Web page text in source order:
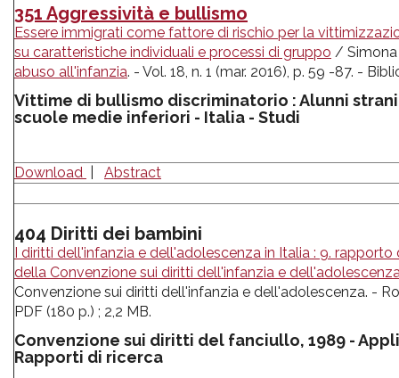
351 Aggressività e bullismo
Essere immigrati come fattore di rischio per la
su caratteristiche individuali e processi di gruppo / Simona
abuso all'infanzia. - Vol. 18, n. 1 (mar. 2016), p. 59 -87. -
Vittime di bullismo discriminatorio : Alunni
scuole medie inferiori - Italia - Studi
Download Abstract
404 Diritti dei bambini
I diritti dell'infanzia e dell'adolescenza in Italia : 9.
della Convenzione sui diritti dell'infanzia e
Convenzione sui diritti dell'infanzia e dell'adolescenza. -
PDF (180 p.) ; 2,2 MB.
Convenzione sui diritti del fanciullo, 1989 -
Rapporti di ricerca